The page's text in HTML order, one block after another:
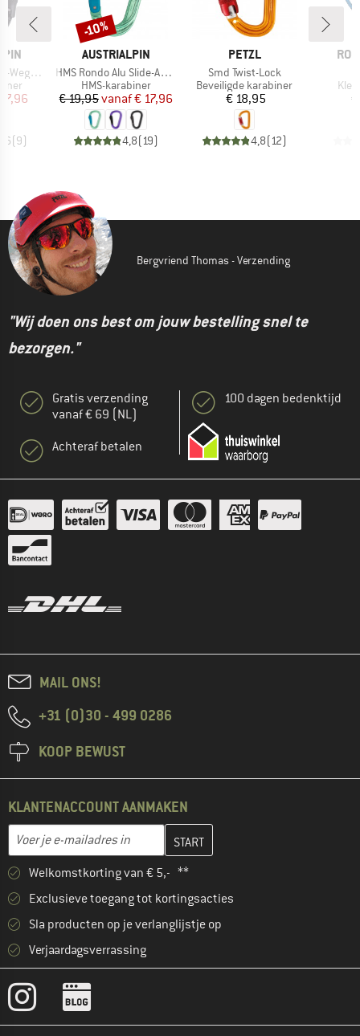
Autolock
prijs
(9)
MERK
AUSTRIALPIN
Artikel
HMS Rondo Alu Slide-Autolock
Productgroep
HMS-karabiner
Prijs
€ 19,95 Verlaagde prijs
vanaf€ 17,96
4,8(19)
Korting
-10%
MERK
PETZL
Artikel
Smd Twist-Lock
Productgroep
Beveiligde karabiner
Prijs
€ 18,95
4,8(12)
Bergvriend Thomas - Verzending
"Wij doen ons best om jouw bestelling snel te
bezorgen."
Gratis verzending
vanaf € 69 (NL)
Achteraf betalen
100 dagen bedenktijd
MAIL ONS!
+31 (0)30 - 499 0286
KOOP BEWUST
KLANTENACCOUNT AANMAKEN
Voer je e-mailadres in
Vul je e-mailadres hier in en maak in de volgende stap je
Welkomstkorting van € 5,- **
Exclusieve toegang tot kortingsacties
Sla producten op je verlanglijstje op
Verjaardagsverrassing